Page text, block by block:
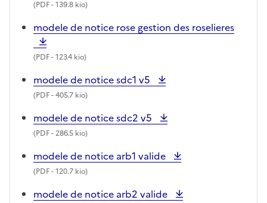
(PDF- 139.8 kio)
modele de notice rose gestion des roselieres
(PDF- 123.4 kio)
modele de notice sdc1 v5
(PDF- 405.7 kio)
modele de notice sdc2 v5
(PDF- 286.5 kio)
modele de notice arb1 valide
(PDF- 120.7 kio)
modele de notice arb2 valide